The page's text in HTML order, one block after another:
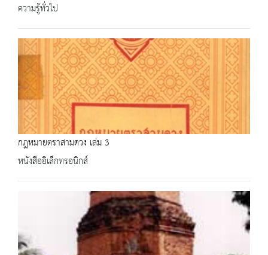
ความรู้ทั่วไป
กฎหมายตราสามดวง เล่ม 3
หนังสืออิเล็กทรอนิกส์